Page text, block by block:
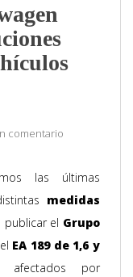
comentario
las últimas
medidas
el Grupo
EA 189 de 1,6 y
por